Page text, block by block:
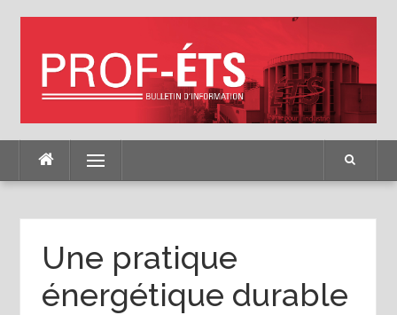
Menu
Une pratique
énergétique durable